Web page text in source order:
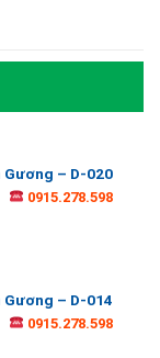
Gương – D-020
0915.278.598
Gương – D-014
0915.278.598